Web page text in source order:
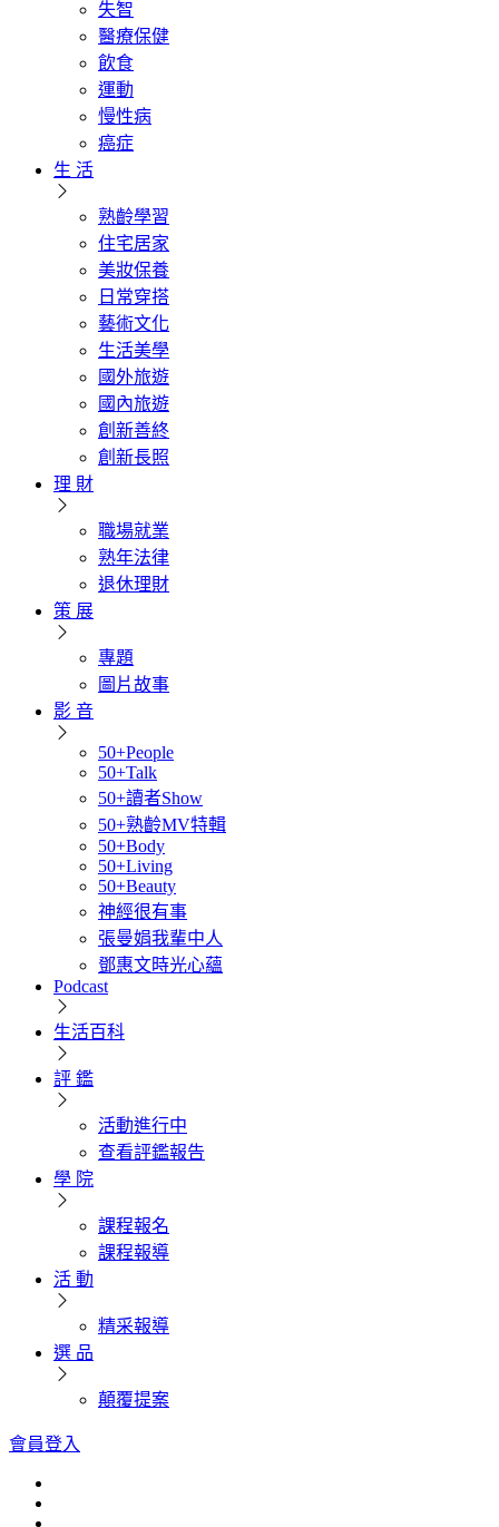
失智
醫療保健
飲食
運動
慢性病
癌症
生 活
熟齡學習
住宅居家
美妝保養
日常穿搭
藝術文化
生活美學
國外旅遊
國內旅遊
創新善終
創新長照
理 財
職場就業
熟年法律
退休理財
策 展
專題
圖片故事
影 音
50+People
50+Talk
50+讀者Show
50+熟齡MV特輯
50+Body
50+Living
50+Beauty
神經很有事
張曼娟我輩中人
鄧惠文時光心蘊
Podcast
生活百科
評 鑑
活動進行中
查看評鑑報告
學 院
課程報名
課程報導
活 動
精采報導
選 品
顛覆提案
會員登入